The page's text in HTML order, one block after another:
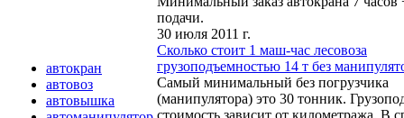
автокран
автовоз
автовышка
подачи.
30 июля 2011 г.
Сколько стоит 1 маш-час лесовоза
грузоподъемностью 14 т без
Самый минимальный без погрузчика
(манипулятора) это 30 тонник.
стоимость зависит от километража. В